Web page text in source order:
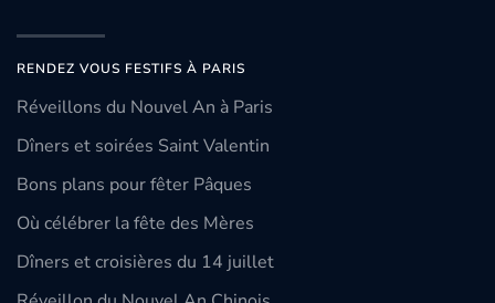
RENDEZ VOUS FESTIFS À PARIS
Réveillons du Nouvel An à Paris
Dîners et soirées Saint Valentin
Bons plans pour fêter Pâques
Où célébrer la fête des Mères
Dîners et croisières du 14 juillet